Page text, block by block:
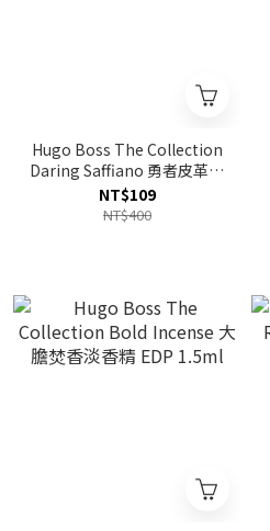
Hugo Boss The Collection
Daring Saffiano 勇者皮革淡
香精 EDP 1.5ml
NT$109
NT$400